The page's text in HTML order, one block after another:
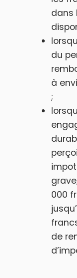
dans
du
à
;
000
de